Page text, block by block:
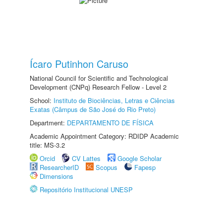
Ícaro Putinhon Caruso
National Council for Scientific and Technological
Development (CNPq) Research Fellow - Level 2
School: Instituto de Biociências, Letras e Ciências
Exatas (Câmpus de São José do Rio Preto)
Department: DEPARTAMENTO DE FÍSICA
Academic Appointment Category: RDIDP Academic
title: MS-3.2
Orcid
CV Lattes
Google Scholar
ResearcherID
Scopus
Fapesp
Dimensions
Repositório Institucional UNESP